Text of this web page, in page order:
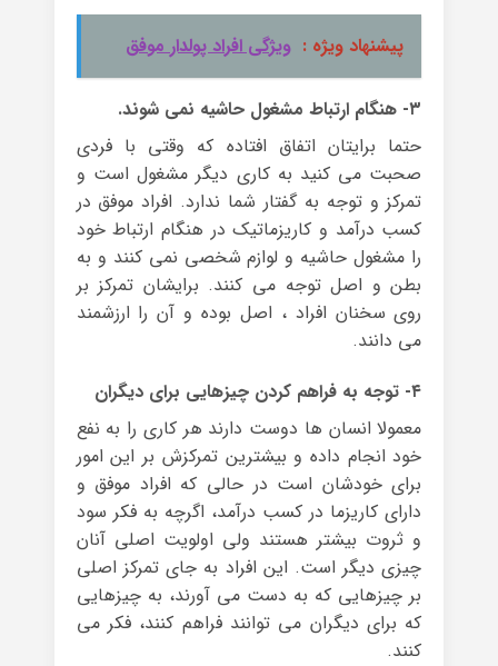
پیشنهاد ویژه : ویژگی افراد پولدار موفق
۳- هنگام ارتباط مشغول حاشیه نمی شوند.
حتما برایتان اتفاق افتاده که وقتی با فردی
صحبت می کنید به کاری دیگر مشغول است و
تمرکز و توجه به گفتار شما ندارد. افراد موفق در
کسب درآمد و کاریزماتیک در هنگام ارتباط خود
را مشغول حاشیه و لوازم شخصی نمی کنند و به
بطن و اصل توجه می کنند. برایشان تمرکز بر
روی سخنان افراد ، اصل بوده و آن را ارزشمند
می دانند.
۴- توجه به فراهم کردن چیزهایی برای دیگران
معمولا انسان ها دوست دارند هر کاری را به نفع
خود انجام داده و بیشترین تمرکزش بر این امور
برای خودشان است در حالی که افراد موفق و
دارای کاریزما در کسب درآمد، اگرچه به فکر سود
و ثروت بیشتر هستند ولی اولویت اصلی آنان
چیزی دیگر است. این افراد به جای تمرکز اصلی
بر چیزهایی که به دست می آورند، به چیزهایی
که برای دیگران می توانند فراهم کنند، فکر می
کنند.